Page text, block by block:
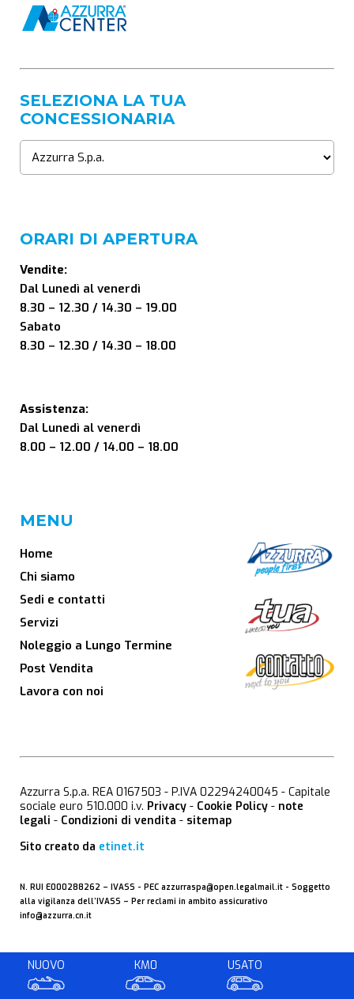
NUOVO KM0 USATO
SELEZIONA LA TUA
CONCESSIONARIA
ORARI DI APERTURA
Vendite:
Dal Lunedì al venerdì
8.30 – 12.30 / 14.30 – 19.00
Sabato
8.30 – 12.30 / 14.30 – 18.00
Assistenza:
Dal Lunedì al venerdì
8.00 – 12.00 / 14.00 – 18.00
MENU
Home
Chi siamo
Sedi e contatti
Servizi
Noleggio a Lungo Termine
Post Vendita
Lavora con noi
Azzurra S.p.a. REA 0167503 - P.IVA 02294240045 - Capitale
sociale euro 510.000 i.v. Privacy - Cookie Policy - note
legali - Condizioni di vendita - sitemap
Sito creato da etinet.it
N. RUI E000288262 – IVASS - PEC azzurraspa@open.legalmail.it - Soggetto
alla vigilanza dell’IVASS – Per reclami in ambito assicurativo
info@azzurra.cn.it